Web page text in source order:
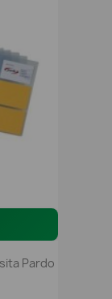
Pardo